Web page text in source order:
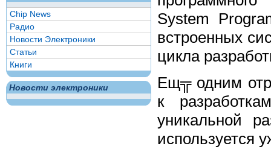
Chip News
Радио
Новости Электроники
Статьи
Книги
Новости электроники
System
встроенных
цикла
Ещ╦ одним
к
уникальной
используется